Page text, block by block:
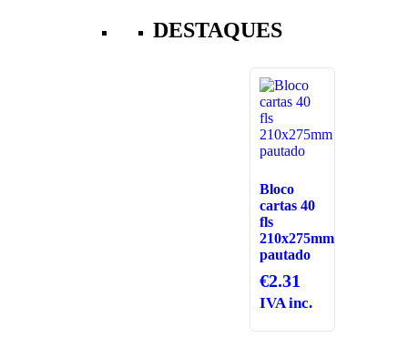
DESTAQUES
Bloco
cartas 40
fls
210x275mm
pautado
€2.31
IVA inc.